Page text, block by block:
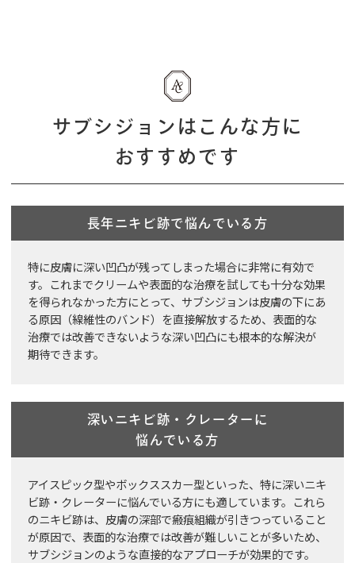
サブシジョンはこんな方に
おすすめです
長年ニキビ跡で悩んでいる方
特に皮膚に深い凹凸が残ってしまった場合に非常に有効で
す。これまでクリームや表面的な治療を試しても十分な効果
を得られなかった方にとって、サブシジョンは皮膚の下にあ
る原因（線維性のバンド）を直接解放するため、表面的な
治療では改善できないような深い凹凸にも根本的な解決が
期待できます。
深いニキビ跡・クレーターに
悩んでいる方
アイスピック型やボックススカー型といった、特に深いニキ
ビ跡・クレーターに悩んでいる方にも適しています。これら
のニキビ跡は、皮膚の深部で瘢痕組織が引きつっていること
が原因で、表面的な治療では改善が難しいことが多いため、
サブシジョンのような直接的なアプローチが効果的です。